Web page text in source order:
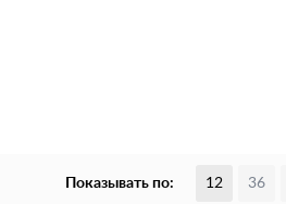
Показывать по: 12 36